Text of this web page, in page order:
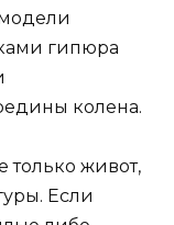
гипюра
колена.
живот,
Если